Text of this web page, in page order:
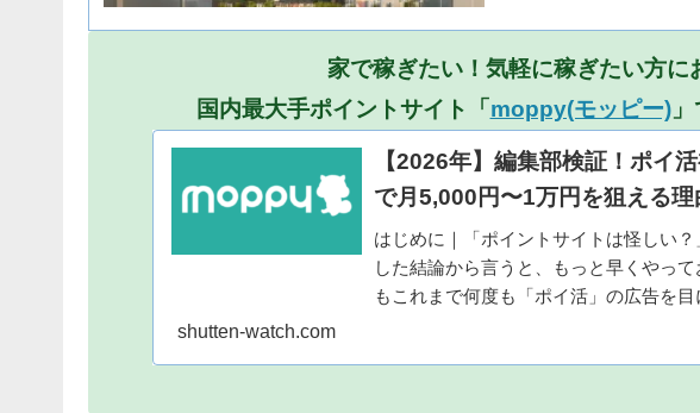
家で稼ぎたい！気軽に稼ぎたい方に
国内最大手ポイントサイト「 moppy(モッピー)」
【2026年】編集部検証！ポイ
で月5,000円〜1万円を狙える
はじめに｜「ポイントサイトは怪しい
した結論から言うと、もっと早くやっ
もこれまで何度も「ポイ活」の広告を
shutten-watch.com